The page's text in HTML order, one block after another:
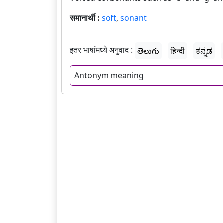
समानार्थी : soft, sonant
इतर भाषांमध्ये अनुवाद : తెలుగు हिन्दी ಕನ್ನಡ
Antonym meaning